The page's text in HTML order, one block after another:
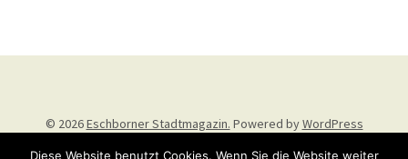
© 2026Eschborner Stadtmagazin. Powered byWordPress
Diese Website benutzt Cookies. Wenn Sie die Website weiter